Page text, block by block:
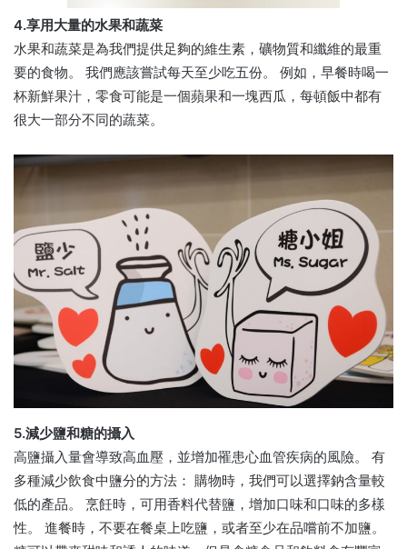
4.享用大量的水果和蔬菜
水果和蔬菜是為我們提供足夠的維生素，礦物質和纖維的最重
要的食物。 我們應該嘗試每天至少吃五份。 例如，早餐時喝一
杯新鮮果汁，零食可能是一個蘋果和一塊西瓜，每頓飯中都有
很大一部分不同的蔬菜。
5.減少鹽和糖的攝入
高鹽攝入量會導致高血壓，並增加罹患心血管疾病的風險。 有
多種減少飲食中鹽分的方法： 購物時，我們可以選擇鈉含量較
低的產品。 烹飪時，可用香料代替鹽，增加口味和口味的多樣
性。 進餐時，不要在餐桌上吃鹽，或者至少在品嚐前不加鹽。